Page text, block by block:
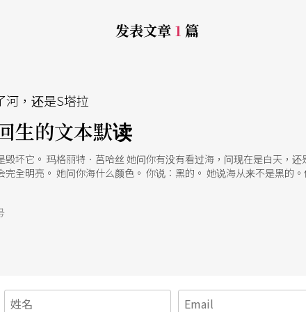
发表文章 1 篇
河，还是S塔拉
生的文本默读
毁坏它。 玛格丽特．莒哈丝 她问你有没有看过海，问现在是白天，
完全明亮。 她问你海什么颜色。 你说：黑的。 她说海从来不是黑的